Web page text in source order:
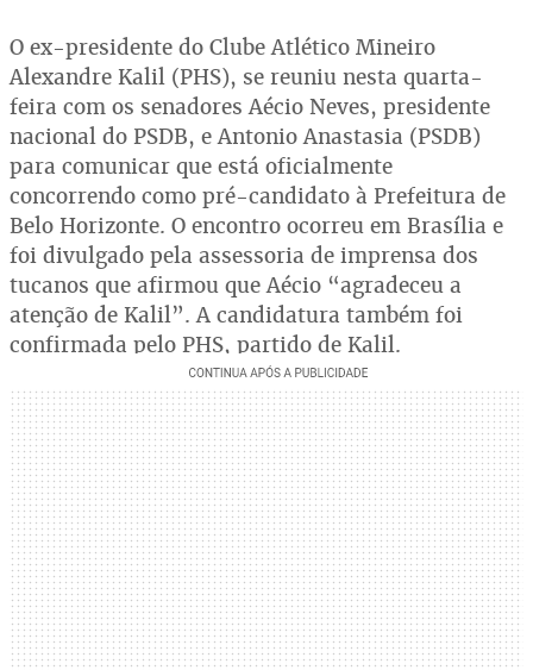
O ex-presidente do Clube Atlético Mineiro
Alexandre Kalil (PHS), se reuniu nesta quarta-
feira com os senadores Aécio Neves, presidente
nacional do PSDB, e Antonio Anastasia (PSDB)
para comunicar que está oficialmente
concorrendo como pré-candidato à Prefeitura de
Belo Horizonte. O encontro ocorreu em Brasília e
foi divulgado pela assessoria de imprensa dos
tucanos que afirmou que Aécio “agradeceu a
atenção de Kalil”. A candidatura também foi
confirmada pelo PHS, partido de Kalil.